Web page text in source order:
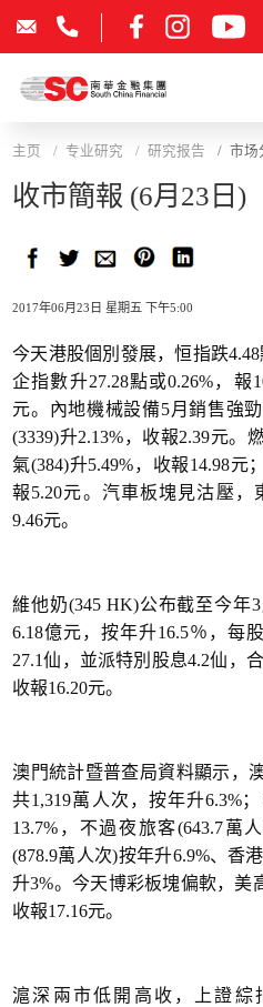
主页 专业研究 研究报告 市场
收市簡報 (6月23日)
2017年06月23日 星期五 下午5:00
今天港股個別發展，恒指跌4.48
企指數升27.28點或0.26%，報
元。內地機械設備5月銷售強
(3339)升2.13%，收報2.39元。
氣(384)升5.49%，收報14.98元
報5.20元。汽車板塊見沽壓，
9.46元。
維他奶(345 HK)公布截至今年
6.18億元，按年升16.5％，每
27.1仙，並派特別股息4.2仙，
收報16.20元。
澳門統計暨普查局資料顯示，
共1,319萬人次，按年升6.3%
13.7%，不過夜旅客(643.7萬
(878.9萬人次)按年升6.9%、香
升3%。今天博彩板塊偏軟，美
收報17.16元。
滬深兩市低開高收，上證綜